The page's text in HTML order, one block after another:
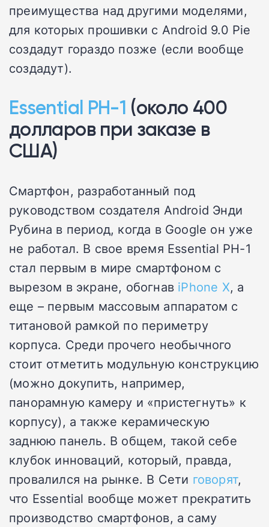
преимущества над другими моделями,
для которых прошивки с Android 9.0 Pie
создадут гораздо позже (если вообще
создадут).
Essential PH-1 (около 400
долларов при заказе в
США)
Смартфон, разработанный под
руководством создателя Android Энди
Рубина в период, когда в Google он уже
не работал. В свое время Essential PH-1
стал первым в мире смартфоном с
вырезом в экране, обогнав iPhone X, а
еще – первым массовым аппаратом с
титановой рамкой по периметру
корпуса. Среди прочего необычного
стоит отметить модульную конструкцию
(можно докупить, например,
панорамную камеру и «пристегнуть» к
корпусу), а также керамическую
заднюю панель. В общем, такой себе
клубок инноваций, который, правда,
провалился на рынке. В Сети говорят,
что Essential вообще может прекратить
производство смартфонов, а саму